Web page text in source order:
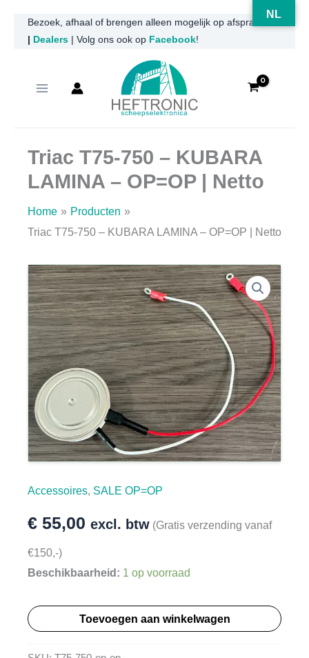
naar
inhoud
Bezoek, afhaal of brengen alleen mogelijk op afspraak
Dealers | Volg ons ook op Facebook!
Triac T75-750 – KUBARA
LAMINA – OP=OP | Netto
Home
Producten
Triac T75-750 – KUBARA LAMINA – OP=OP | Netto
Accessoires, SALE OP=OP
€ 55,00 excl. btw (Gratis verzending vanaf
€150,-)
Beschikbaarheid: 1 op voorraad
Triac
T75-
Toevoegen aan winkelwagen
NL